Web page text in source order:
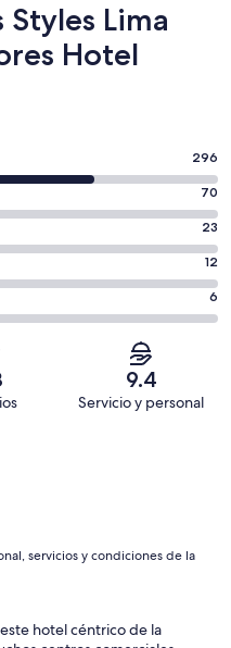
Lima
Hotel
296
70
23
12
6
9.4
Servicio y personal
servicios y condiciones de la
hotel céntrico de la